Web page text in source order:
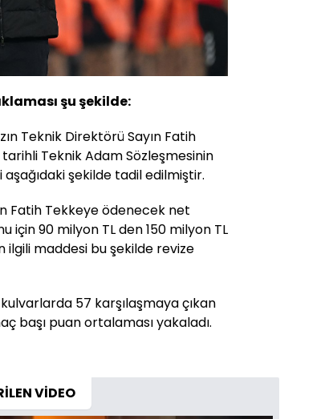
şu şekilde:
Teknik Direktörü Sayın Fatih
Teknik Adam Sözleşmesinin
şekilde tadil edilmiştir.
Fatih Tekkeye ödenecek net
için 90 milyon TL den 150 milyon TL
ilgili maddesi bu şekilde revize
57 karşılaşmaya çıkan
başı puan ortalaması yakaladı.
VİDEO